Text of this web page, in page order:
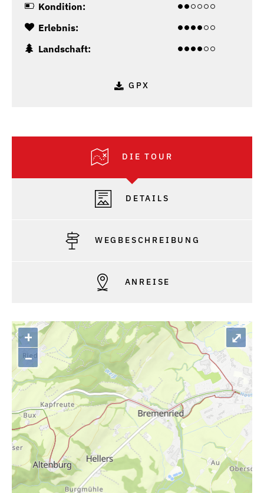
Kondition:
Erlebnis:
Landschaft:
GPX
DIE TOUR
DETAILS
WEGBESCHREIBUNG
ANREISE
+
–
⤢